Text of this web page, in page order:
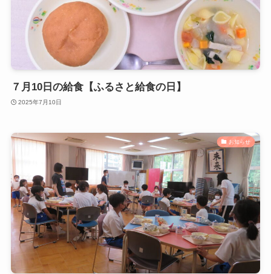
７月10日の給食【ふるさと給食の日】
2025年7月10日
お知らせ